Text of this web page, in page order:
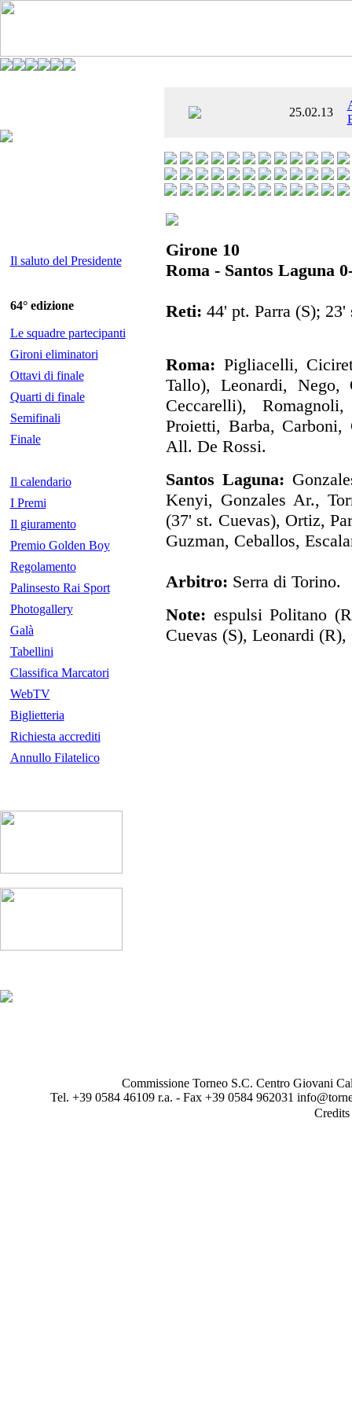
25.02.13
Il saluto del Presidente
64° edizione
Le squadre partecipanti
Gironi eliminatori
Ottavi di finale
Quarti di finale
Semifinali
Finale
Il calendario
I Premi
Il giuramento
Premio Golden Boy
Regolamento
Palinsesto Rai Sport
Photogallery
Galà
Tabellini
Classifica Marcatori
WebTV
Biglietteria
Richiesta accrediti
Annullo Filatelico
Girone 10
Roma - Santos Laguna
Reti: 44' pt. Parra (S); 23'
Roma: Pigliacelli,
Tallo), Leonardi,
Ceccarelli),
Proietti, Barba,
All. De Rossi.
Santos Laguna:
Kenyi, Gonzales Ar.,
(37' st. Cuevas), Ortiz,
Guzman, Ceballos,
Arbitro: Serra di Torino.
Note: espulsi Politano
Cuevas (S), Leonardi
Commissione Torneo S.C. Centro Giovani
Tel. +39 0584 46109 r.a. - Fax +39 0584 962031
Credits